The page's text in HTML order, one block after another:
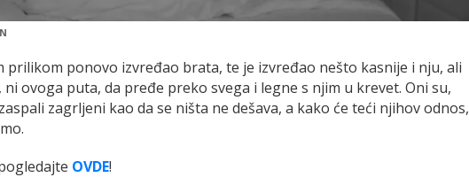
prilikom ponovo izvređao brata, te je izvređao nešto kasnije i nju, ali
ovoga puta, da pređe preko svega i legne s njim u krevet. Oni su,
zagrljeni kao da se ništa ne dešava, a kako će teći njihov odnos,
OVDE!